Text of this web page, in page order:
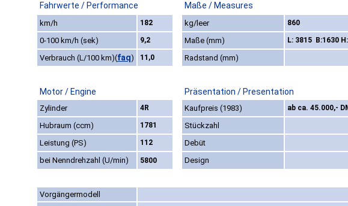
Fahrwerte / Performance Maße / Measures
km/h 182 kg/leer 860
0-100 km/h (sek) 9,2 Maße (mm) L: 3815 B:1630
Verbrauch (L/100 km)(faq) 11,0 Radstand (mm)
Motor / Engine Präsentation / Presentation
Zylinder 4R Kaufpreis (1983) ab ca. 45.000,-
Hubraum (ccm) 1781
Stückzahl
Leistung (PS)
112
Debüt
bei Nenndrehzahl (U/min)
5800 Design
Vorgängermodell